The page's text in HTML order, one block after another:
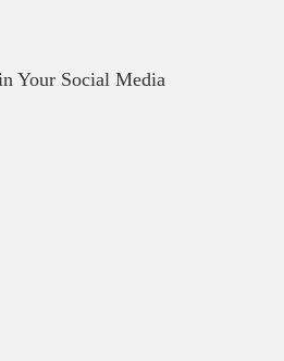
Your Social Media